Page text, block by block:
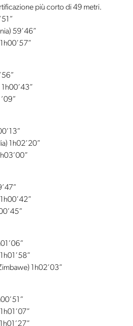
più corto di 49 metri.
59’46”
1h02’20”
1h02’03”